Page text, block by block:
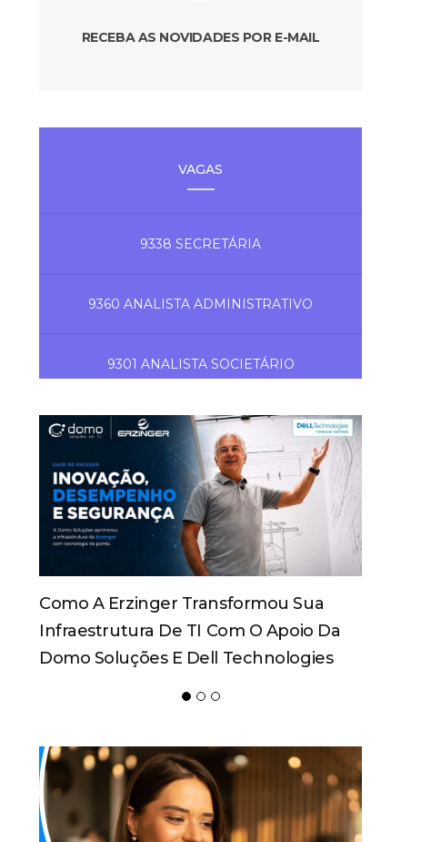
RECEBA AS NOVIDADES POR E-MAIL
VAGAS
9338 SECRETÁRIA
9360 ANALISTA ADMINISTRATIVO
9301 ANALISTA SOCIETÁRIO
Têxtil Nas Américas